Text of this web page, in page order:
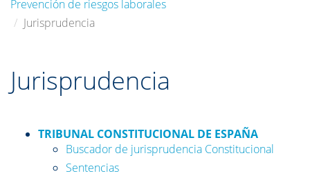
Prevención de riesgos laborales
Jurisprudencia
Jurisprudencia
TRIBUNAL CONSTITUCIONAL DE ESPAÑA
Buscador de jurisprudencia Constitucional
Sentencias